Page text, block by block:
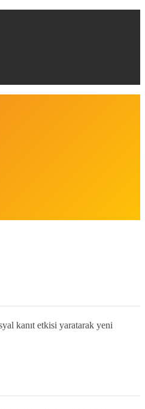
kanıt etkisi yaratarak yeni